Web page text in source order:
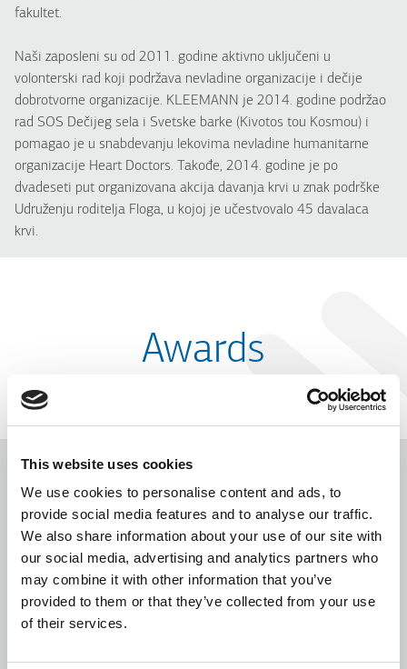
This website uses cookies
We use cookies to personalise content and ads, to
provide social media features and to analyse our traffic.
We also share information about your use of our site with
our social media, advertising and analytics partners who
may combine it with other information that you’ve
provided to them or that they’ve collected from your use
of their services.
fakultet.
Naši zaposleni su od 2011. godine aktivno uključeni u
volonterski rad koji podržava nevladine organizacije i dečije
dobrotvorne organizacije. KLEEMANN je 2014. godine podržao
rad SOS Dečijeg sela i Svetske barke (Kivotos tou Kosmou) i
pomagao je u snabdevanju lekovima nevladine humanitarne
organizacije Heart Doctors. Takođe, 2014. godine je po
dvadeseti put organizovana akcija davanja krvi u znak podrške
Udruženju roditelja Floga, u kojoj je učestvovalo 45 davalaca
krvi.
Awards